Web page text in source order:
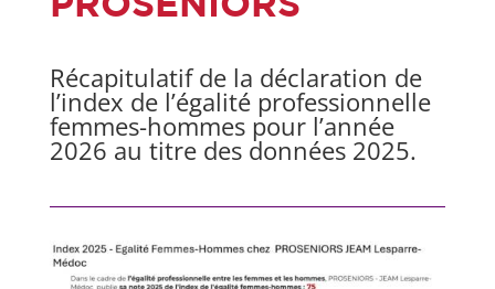
Récapitulatif de la déclaration de
l’index de l’égalité professionnelle
femmes-hommes pour l’année
2026 au titre des données 2025.